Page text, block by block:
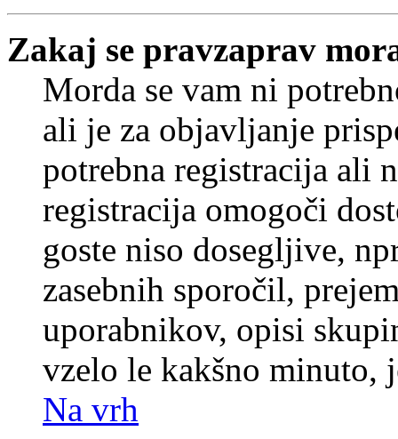
Zakaj se pravzaprav
Morda se vam ni
ali je za objavljanje
potrebna registracija ali
registracija omogoči
goste niso dosegljive,
zasebnih sporočil,
uporabnikov, opisi
vzelo le kakšno minuto,
Na vrh